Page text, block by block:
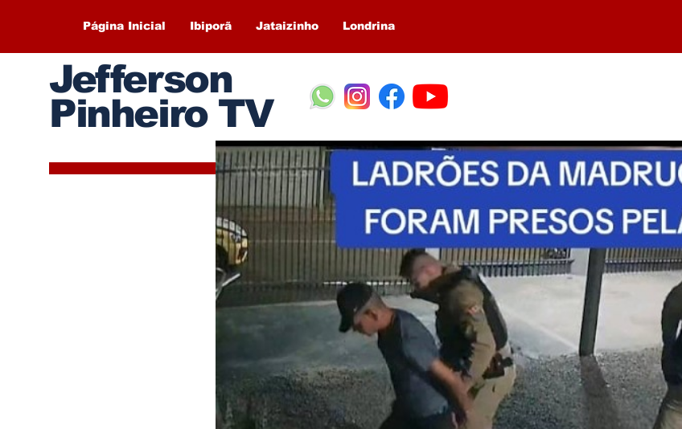
Página Inicial Ibiporã Jataizinho Londrina
Jefferson
Pinheiro TV